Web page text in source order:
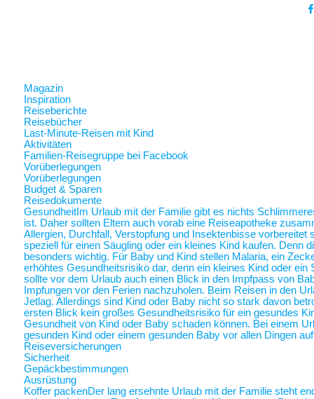
Magazin
Inspiration
Reiseberichte
Reisebücher
Last-Minute-Reisen mit Kind
Aktivitäten
Familien-Reisegruppe bei Facebook
Vorüberlegungen
Vorüberlegungen
Budget & Sparen
Reisedokumente
Gesundheit Im Urlaub mit der Familie gibt es nichts
ist. Daher sollten Eltern auch vorab eine Reiseapotheke
Allergien, Durchfall, Verstopfung und Insektenbisse
speziell für einen Säugling oder ein kleines Kind kaufen. Denn
besonders wichtig. Für Baby und Kind stellen Malaria, ein
erhöhtes Gesundheitsrisiko dar, denn ein kleines Kind oder
sollte vor dem Urlaub auch einen Blick in den Impfpass von
Impfungen vor den Ferien nachzuholen. Beim Reisen in den
Jetlag. Allerdings sind Kind oder Baby nicht so stark davon
ersten Blick kein großes Gesundheitsrisiko für ein gesundes
Gesundheit von Kind oder Baby schaden können. Bei einem
gesunden Kind oder einem gesunden Baby vor allen Dingen
Reiseversicherungen
Sicherheit
Gepäckbestimmungen
Ausrüstung
Koffer packenDer lang ersehnte Urlaub mit der Familie steht